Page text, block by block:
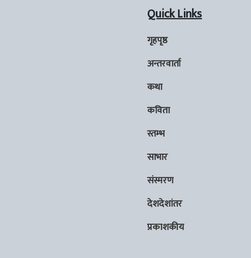
Quick Links
गृहपृष्ठ
अन्तरवार्ता
कथा
कविता
स्तम्भ
साभार
संस्मरण
देशदेशांतर
प्रकाशकीय